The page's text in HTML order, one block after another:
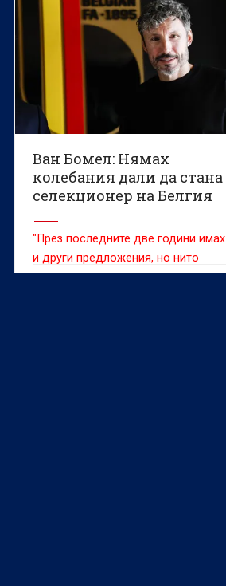
Ван Бомел: Нямах
колебания дали да стана
селекционер на Белгия
"През последните две години имах
и други предложения, но нито
едно от тях не ме убеди"